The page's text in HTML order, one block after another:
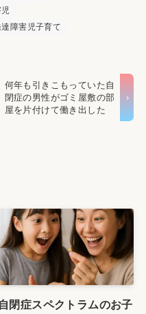
障害児子育て
何年も引きこもっていた自
閉症の男性がゴミ屋敷の部
屋を片付けて働き出した
自閉症スペクトラムのお子